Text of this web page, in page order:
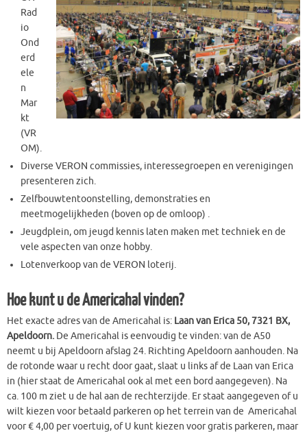
Rad
io
Ond
erd
ele
n
Mar
kt
(VR
OM).
Diverse VERON commissies, interessegroepen en verenigingen
presenteren zich.
Zelfbouwtentoonstelling, demonstraties en
meetmogelijkheden (boven op de omloop) .
Jeugdplein, om jeugd kennis laten maken met techniek en de
vele aspecten van onze hobby.
Lotenverkoop van de VERON loterij.
Hoe kunt u de Americahal vinden?
Het exacte adres van de Americahal is: Laan van Erica 50, 7321 BX,
Apeldoorn. De Americahal is eenvoudig te vinden: van de A50
neemt u bij Apeldoorn afslag 24. Richting Apeldoorn aanhouden. Na
de rotonde waar u recht door gaat, slaat u links af de Laan van Erica
in (hier staat de Americahal ook al met een bord aangegeven). Na
ca. 100 m ziet u de hal aan de rechterzijde. Er staat aangegeven of u
wilt kiezen voor betaald parkeren op het terrein van de Americahal
voor € 4,00 per voertuig, of U kunt kiezen voor gratis parkeren, maar